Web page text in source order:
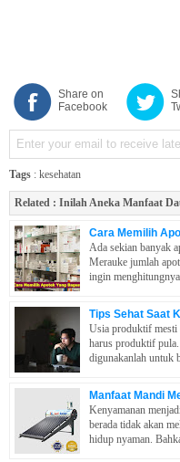
Share on
Facebook
Tags : kesehatan
Related : Inilah Aneka Manfaat
Cara Memilih
Ada sekian banyak
Merauke jumlah
ingin
Tips Sehat Saat
Usia produktif mesti
harus produktif
digunakanlah untuk
Manfaat Mandi
Kenyamanan
berada tidak akan
hidup nyaman.